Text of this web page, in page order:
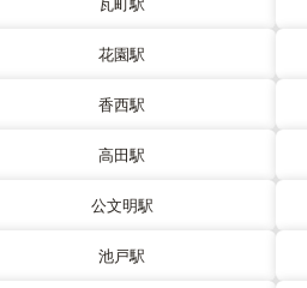
花園駅
香西駅
高田駅
公文明駅
池戸駅